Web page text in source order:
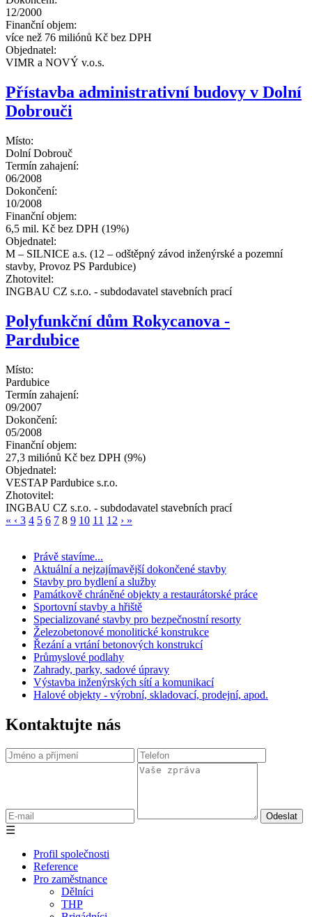
12/2000
Finanční objem:
více než 76 miliónů Kč bez DPH
Objednatel:
VIMR a NOVÝ v.o.s.
Přístavba administrativní budovy v Dolní
Dobrouči
Místo:
Dolní Dobrouč
Termín zahajení:
06/2008
Dokončení:
10/2008
Finanční objem:
6,5 mil. Kč bez DPH (19%)
Objednatel:
M – SILNICE a.s. (12 – odštěpný závod inženýrské a pozemní
stavby, Provoz PS Pardubice)
Zhotovitel:
INGBAU CZ s.r.o. - subdodavatel stavebních prací
Polyfunkční dům Rokycanova -
Pardubice
Místo:
Pardubice
Termín zahajení:
09/2007
Dokončení:
05/2008
Finanční objem:
27,3 miliónů Kč bez DPH (9%)
Objednatel:
VESTAP Pardubice s.r.o.
Zhotovitel:
INGBAU CZ s.r.o. - subdodavatel stavebních prací
« ‹ 3 4 5 6 7 8 9 10 11 12 › »
Právě stavíme...
Aktuální a nejzajímavější dokončené stavby
Stavby pro bydlení a služby
Památkově chráněné objekty a restaurátorské práce
Sportovní stavby a hřiště
Specializované stavby pro bezpečnostní resorty
Železobetonové monolitické konstrukce
Řezání a vrtání betonových konstrukcí
Průmyslové podlahy
Zahrady, parky, sadové úpravy
Výstavba inženýrských sítí a komunikací
Halové objekty - výrobní, skladovací, prodejní, apod.
Kontaktujte nás
☰
Profil společnosti
Reference
Pro zaměstnance
Dělníci
THP